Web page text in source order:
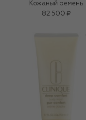
Кожаный ремень
82 500 ₽